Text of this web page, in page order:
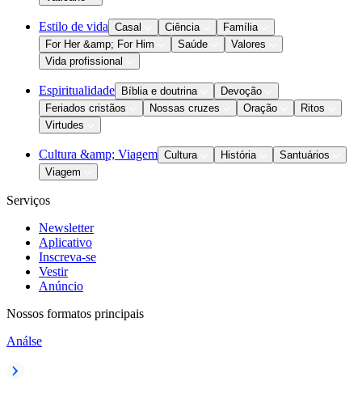
Estilo de vida Casal Ciência
Família
For Her &amp; For Him
Saúde
Valores
Vida profissional
Espiritualidade Bíblia e doutrina
Devoção
Feriados cristãos
Nossas cruzes Oração
Ritos
Virtudes
Cultura &amp; Viagem Cultura História
Santuários
Viagem
Serviços
Newsletter
Aplicativo
Inscreva-se
Vestir
Anúncio
Nossos formatos principais
Análse